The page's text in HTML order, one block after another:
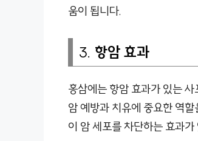
움이 됩니다.
3. 항암 효과
홍삼에는 항암 효과가 있는
암 예방과 치유에 중요한 역
이 암 세포를 차단하는 효과